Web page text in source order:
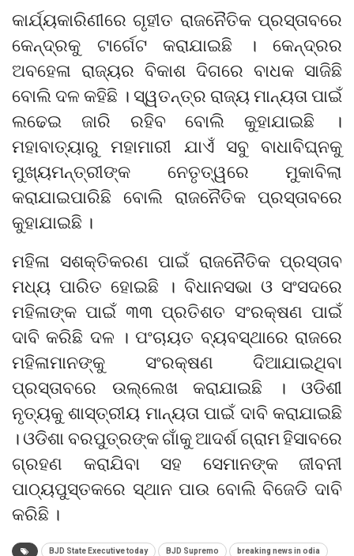
କାର୍ଯ୍ୟକାରିଣୀରେ ଗୃହୀତ ରାଜନୈତିକ ପ୍ରସ୍ତାବରେ
କେନ୍ଦ୍ରକୁ ଟାର୍ଗେଟ କରାଯାଇଛି । କେନ୍ଦ୍ରର
ଅବହେଳା ରାଜ୍ୟର ବିକାଶ ଦିଗରେ ବାଧକ ସାଜିଛି
ବୋଲି ଦଳ କହିଛି । ସ୍ୱତନ୍ତ୍ର ରାଜ୍ୟ ମାନ୍ୟତା ପାଇଁ
ଲଢେଇ ଜାରି ରହିବ ବୋଲି କୁହାଯାଇଛି ।
ମହାବାତ୍ୟାରୁ ମହାମାରୀ ଯାଏଁ ସବୁ ବାଧାବିଘ୍ନକୁ
ମୁଖ୍ୟମନ୍ତ୍ରୀଙ୍କ ନେତୃତ୍ୱରେ ମୁକାବିଲା
କରାଯାଇପାରିଛି ବୋଲି ରାଜନୈତିକ ପ୍ରସ୍ତାବରେ
କୁହାଯାଇଛି ।
ମହିଳା ସଶକ୍ତିକରଣ ପାଇଁ ରାଜନୈତିକ ପ୍ରସ୍ତାବ
ମଧ୍ୟ ପାରିତ ହୋଇଛି । ବିଧାନସଭା ଓ ସଂସଦରେ
ମହିଳାଙ୍କ ପାଇଁ ୩୩ ପ୍ରତିଶତ ସଂରକ୍ଷଣ ପାଇଁ
ଦାବି କରିଛି ଦଳ । ପଂଚାୟତ ବ୍ୟବସ୍ଥାରେ ରାଜରେ
ମହିଳାମାନଙ୍କୁ ସଂରକ୍ଷଣ ଦିଆଯାଇଥିବା
ପ୍ରସ୍ତାବରେ ଉଲ୍ଲେଖ କରାଯାଇଛି । ଓଡିଶୀ
ନୃତ୍ୟକୁ ଶାସ୍ତ୍ରୀୟ ମାନ୍ୟତା ପାଇଁ ଦାବି କରାଯାଇଛି
। ଓଡିଶା ବରପୁତ୍ରଙ୍କ ଗାଁକୁ ଆଦର୍ଶ ଗ୍ରାମ ହିସାବରେ
ଗ୍ରହଣ କରାଯିବା ସହ ସେମାନଙ୍କ ଜୀବନୀ
ପାଠ୍ୟପୁସ୍ତକରେ ସ୍ଥାନ ପାଉ ବୋଲି ବିଜେଡି ଦାବି
କରିଛି ।
BJD State Executive today BJD Supremo breaking news in odia